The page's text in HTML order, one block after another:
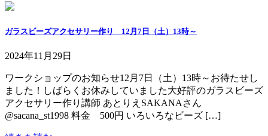
ガラスビーズアクセサリー作り 12月7日（土）13時～
2024年11月29日
ワークショップのお知らせ12月7日（土）13時～お待たせし
ました！しばらくお休みしていました大好評のガラスビーズ
アクセサリー作り講師 あとりえSAKANAさん
@sacana_st1998 料金 500円 いろいろなビーズ […]